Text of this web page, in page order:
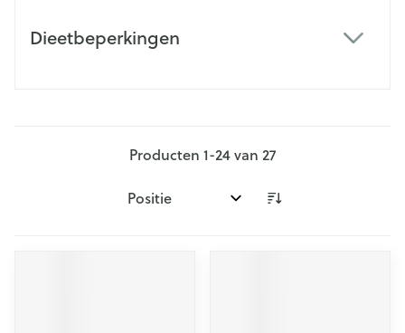
Dieetbeperkingen
Producten 1-24van 27
Sorteer op: